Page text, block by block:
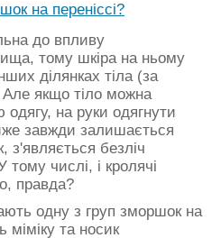
на переніссі?
до впливу
тому шкіра на ньому
ділянках тіла (за
якщо тіло можна
на руки одягнути
завжди залишається
з'являється безліч
тому числі, і кролячі
правда?
одну з груп зморшок на
міміку та носик